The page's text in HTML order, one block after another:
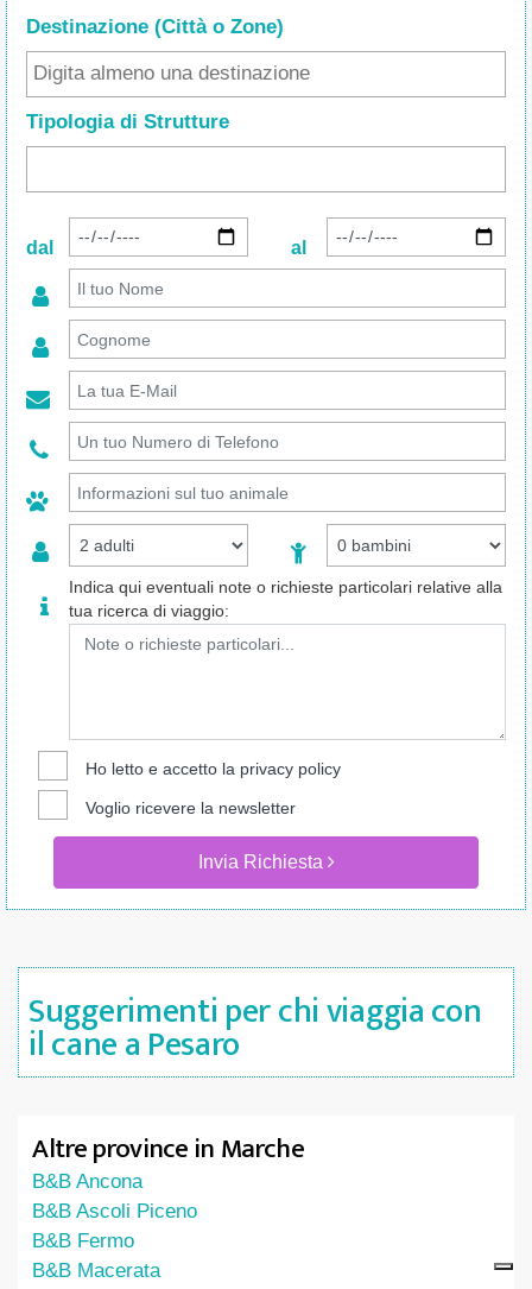
Destinazione (Città o Zone)
Tipologia di Strutture
dal al
Indica qui eventuali note o richieste particolari relative alla
tua ricerca di viaggio:
Ho letto e accetto la privacy policy
Voglio ricevere la newsletter
Invia Richiesta
Suggerimenti per chi viaggia con
il cane a Pesaro
Altre province in Marche
B&B Ancona
B&B Ascoli Piceno
B&B Fermo
B&B Macerata